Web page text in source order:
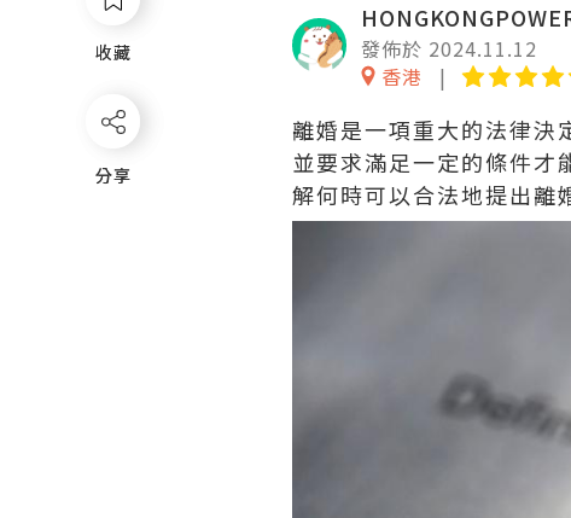
收藏
分享
發佈於 2024.11.12
香港
離婚是一項重大的法律決
並要求滿足一定的條件才
解何時可以合法地提出離
收藏
分享